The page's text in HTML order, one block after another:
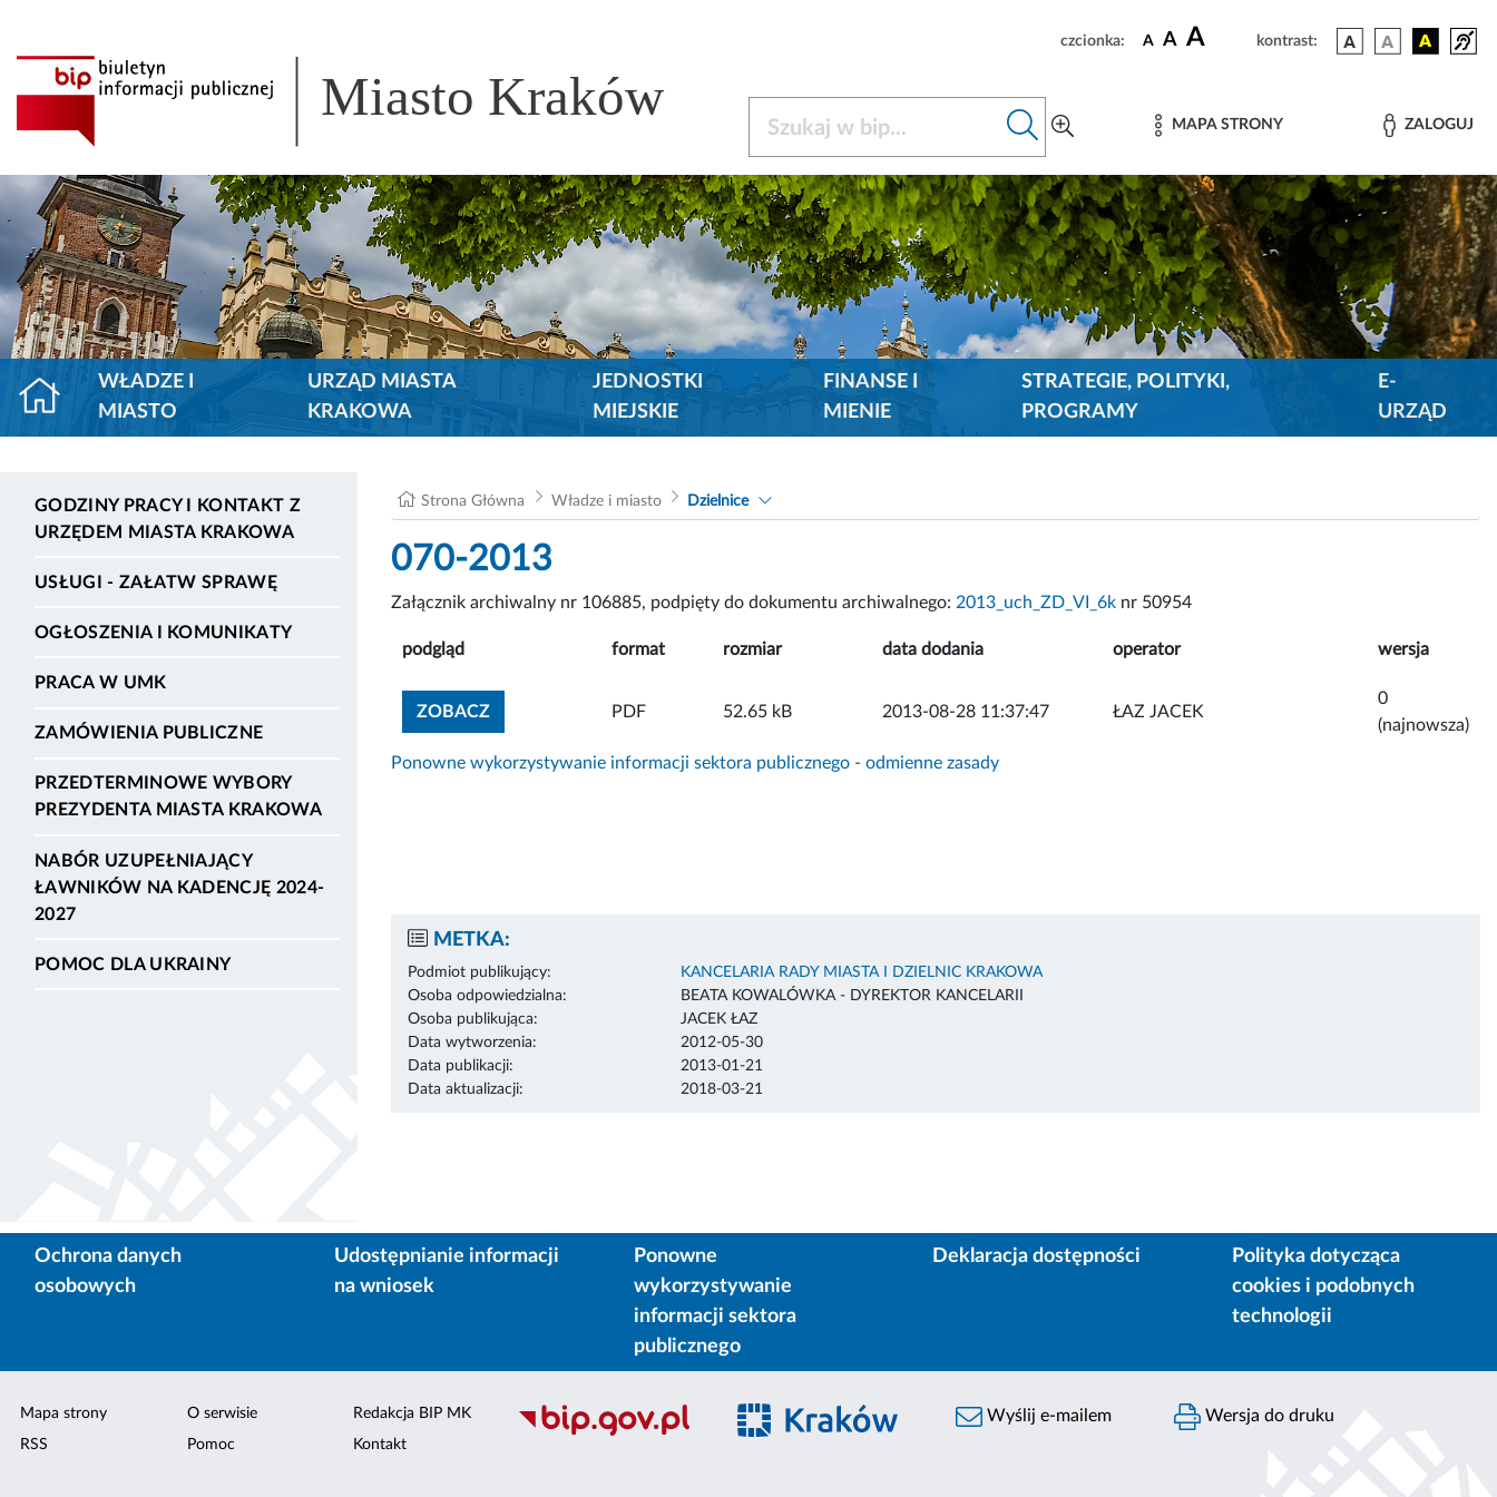
czcionka: A A A kontrast:
Miasto Kraków MAPA STRONY ZALOGUJ
WŁADZE I
MIASTO
URZĄD MIASTA
KRAKOWA
JEDNOSTKI
MIEJSKIE
FINANSE I
MIENIE
STRATEGIE, POLITYKI,
PROGRAMY
E-
URZĄD
GODZINY PRACY I KONTAKT Z
URZĘDEM MIASTA KRAKOWA
USŁUGI - ZAŁATW SPRAWĘ
OGŁOSZENIA I KOMUNIKATY
PRACA W UMK
ZAMÓWIENIA PUBLICZNE
PRZEDTERMINOWE WYBORY
PREZYDENTA MIASTA KRAKOWA
NABÓR UZUPEŁNIAJĄCY
ŁAWNIKÓW NA KADENCJĘ 2024-
2027
POMOC DLA UKRAINY
Strona Główna Władze i miasto Dzielnice
070-2013
Załącznik archiwalny nr 106885, podpięty do dokumentu archiwalnego: 2013_uch_ZD_VI_6k nr 50954
podgląd format rozmiar data dodania operator wersja
ZOBACZZOBACZ ZAŁĄCZNIK
PDF 52.65 kB 2013-08-28 11:37:47 ŁAZ JACEK
0
(najnowsza)
Ponowne wykorzystywanie informacji sektora publicznego - odmienne zasady
METKA:
Podmiot publikujący:
KANCELARIA RADY MIASTA I DZIELNIC KRAKOWA
Osoba odpowiedzialna:
BEATA KOWALÓWKA - DYREKTOR KANCELARII
Osoba publikująca:
JACEK ŁAZ
Data wytworzenia:
2012-05-30
Data publikacji:
2013-01-21
Data aktualizacji:
2018-03-21
Ochrona danych
osobowych
Udostępnianie informacji
na wniosek
Ponowne
wykorzystywanie
informacji sektora
publicznego
Deklaracja dostępności
Polityka dotycząca
cookies i podobnych
technologii
Mapa strony
RSS
O serwisie
Pomoc
Redakcja BIP MK
Kontakt
Wyślij e-mailem Wersja do druku